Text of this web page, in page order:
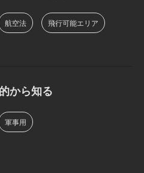
航空法 飛行可能エリア
から知る
軍事用